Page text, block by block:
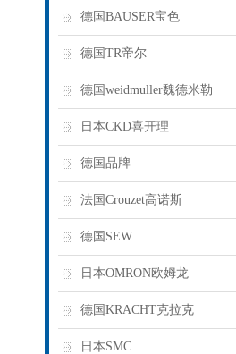
德国BAUSER宝色
德国TR帝尔
德国weidmuller魏德米勒
日本CKD喜开理
德国品牌
法国Crouzet高诺斯
德国SEW
日本OMRON欧姆龙
德国KRACHT克拉克
日本SMC